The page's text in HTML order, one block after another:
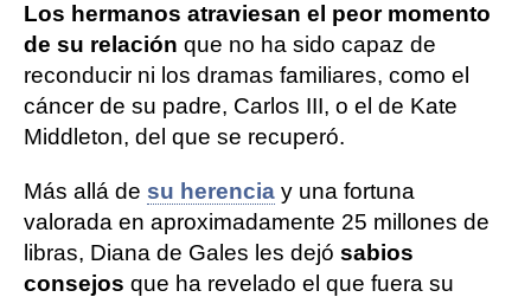
Los hermanos atraviesan el peor momento
de su relación que no ha sido capaz de
reconducir ni los dramas familiares, como el
cáncer de su padre, Carlos III, o el de Kate
Middleton, del que se recuperó.
Más allá de su herencia y una fortuna
valorada en aproximadamente 25 millones de
libras, Diana de Gales les dejó sabios
consejos que ha revelado el que fuera su